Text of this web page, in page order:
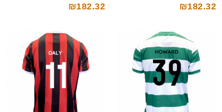
₪182.32
₪182.32